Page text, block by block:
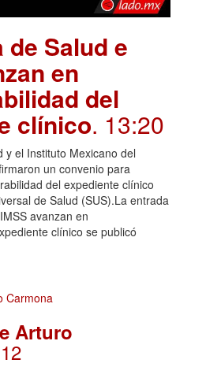
Salud e
en
del
clínico. 13:20
y el Instituto Mexicano del
un convenio para
del expediente clínico
de Salud (SUS).La entrada
avanzan en
clínico se publicó
Arturo